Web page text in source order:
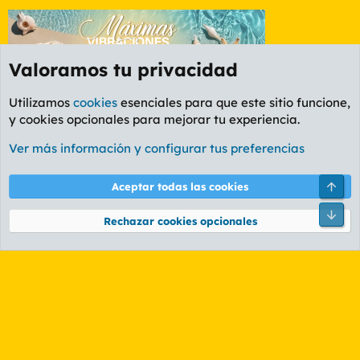
Foro Gayolas
Cookies
PL OLDSTYLE AMARILLO
Términos y reglas Política de privacidad Ayuda
Community platform by XenForo® © 2010-2026 XenForo Ltd.
Valoramos tu privacidad
Utilizamos cookies esenciales para que este sitio funcione,
y cookies opcionales para mejorar tu experiencia.
Ver más información y configurar tus preferencias
Aceptar todas las cookies
Rechazar cookies opcionales
Pie